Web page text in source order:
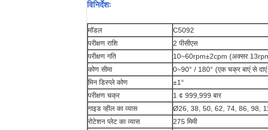
विनिर्देशः
मॉडल
C5092
परीक्षण राशि
2 पीसीएस
परीक्षण गति
10~60rpm±2cpm (अक्सर 13rpm
कोण सीमा
0~90° / 180° (एक चक्र बाएं से
मिन डिस्प्ले कोण
±1°
परीक्षण चक्र
1 ¢ 999,999 बार
गाइड व्हील का व्यास
Ø26, 38, 50, 62, 74, 86, 98,
रोटेशन प्लेट का व्यास
275 मिमी